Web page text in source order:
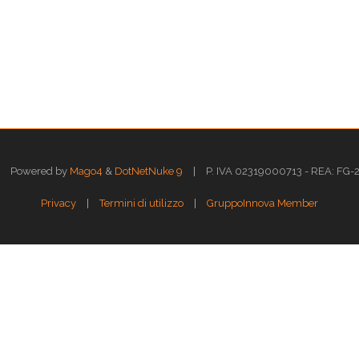
Powered by Mago4 & DotNetNuke 9 | P. IVA 02319000713 - REA:
Privacy | Termini di utilizzo | GruppoInnova Member